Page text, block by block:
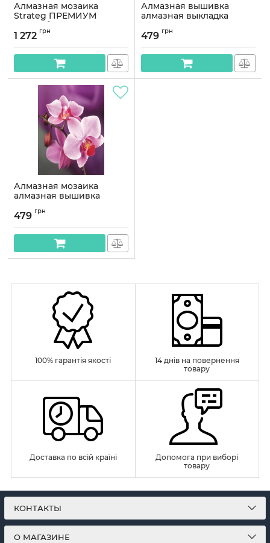
Алмазная мозаика
Strateg ПРЕМИУМ
Расслабление с Буддой
50х60 см HA0010
Артикул:HA0010
1 272 грн
Алмазная вышивка
алмазная выкладка
30x40 OG00181SS
Артикул:OG00181SS
479 грн
Алмазная мозаика
алмазная вышивка
OG00156SS
Артикул:OG00156SS
479 грн
100% гарантія якості
14 днів на повернення
товару
Доставка по всій країні
Допомога при виборі
товару
КОНТАКТЫ
О МАГАЗИНЕ